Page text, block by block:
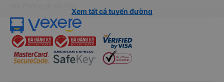
Xem tất cả tuyến đường